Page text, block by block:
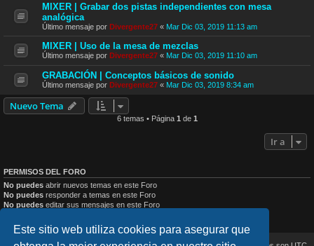
Este sitio web utiliza cookies para asegurar que
MIXER | Grabar dos pistas independientes con mesa
analógica
Último mensaje por Divergente27 « Mar Dic 03, 2019 11:13 am
MIXER | Uso de la mesa de mezclas
Último mensaje por Divergente27 « Mar Dic 03, 2019 11:10 am
GRABACIÓN | Conceptos básicos de sonido
Último mensaje por Divergente27 « Mar Dic 03, 2019 8:34 am
Nuevo Tema
6 temas • Página 1 de 1
Ir a
PERMISOS DEL FORO
No puedes abrir nuevos temas en este Foro
No puedes responder a temas en este Foro
No puedes editar sus mensajes en este Foro
No puedes
enviar adjuntos en este Foro